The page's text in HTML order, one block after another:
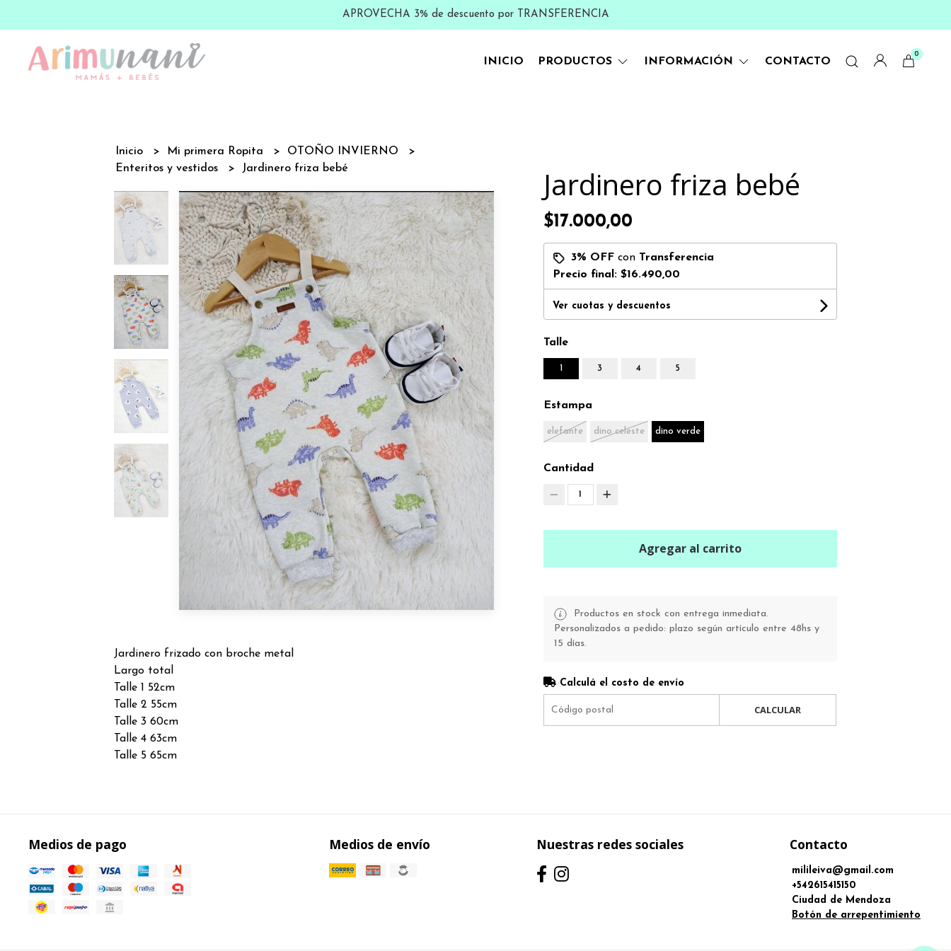
APROVECHA 3% de descuento por TRANSFERENCIA
INICIO PRODUCTOS INFORMACIÓN CONTACTO
0
Inicio Mi primera Ropita
OTOÑO INVIERNO
Enteritos y vestidos
Jardinero friza bebé
Jardinero frizado con broche metal
Largo total
Talle 1 52cm
Talle 2 55cm
Talle 3 60cm
Talle 4 63cm
Talle 5 65cm
Jardinero friza bebé
$17.000,00
3% OFFcon Transferencia
Precio final: $16.490,00
Ver cuotas y descuentos
Talle
1 3 4 5
Estampa
elefante dino celeste dino verde
Cantidad
1
Agregar al carrito
Productos en stock con entrega inmediata.
Personalizados a pedido: plazo según artículo entre 48hs y
15 días.
Calculá el costo de envío
CALCULAR
Medios de pago Medios de envío Nuestras redes sociales Contacto
milileiva@gmail.com
+542615415150
Ciudad de Mendoza
Botón de arrepentimiento